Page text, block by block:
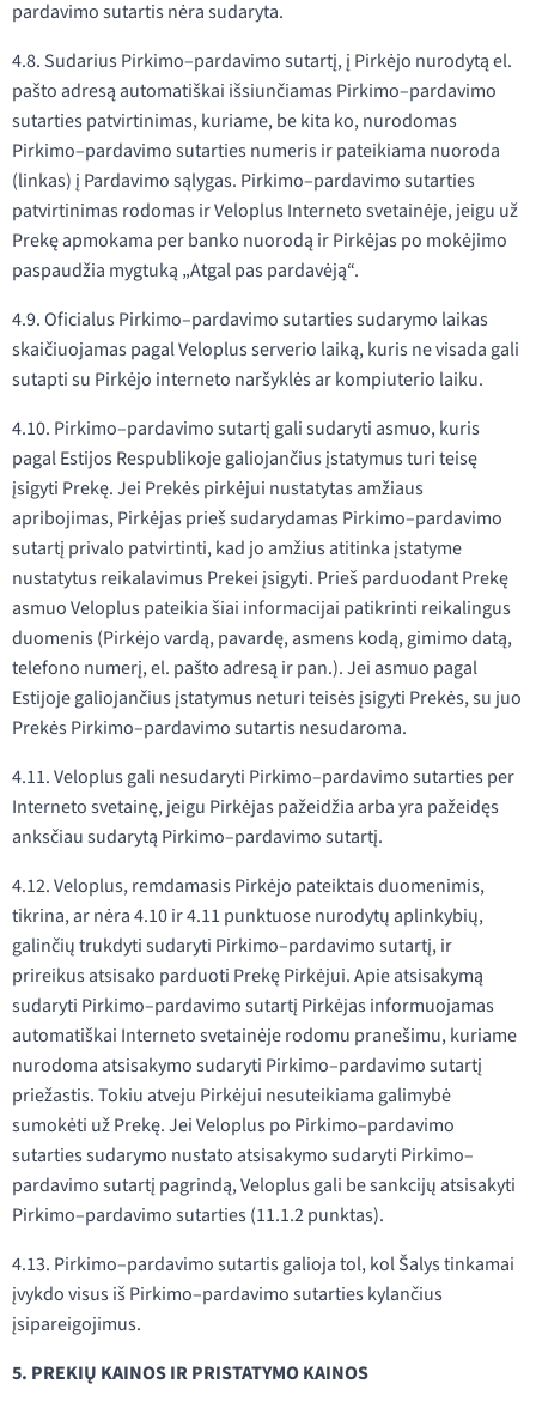
pardavimo sutartis nėra sudaryta.
4.8. Sudarius Pirkimo–pardavimo sutartį, į Pirkėjo nurodytą el.
pašto adresą automatiškai išsiunčiamas Pirkimo–pardavimo
sutarties patvirtinimas, kuriame, be kita ko, nurodomas
Pirkimo–pardavimo sutarties numeris ir pateikiama nuoroda
(linkas) į Pardavimo sąlygas. Pirkimo–pardavimo sutarties
patvirtinimas rodomas ir Veloplus Interneto svetainėje, jeigu už
Prekę apmokama per banko nuorodą ir Pirkėjas po mokėjimo
paspaudžia mygtuką „Atgal pas pardavėją“.
4.9. Oficialus Pirkimo–pardavimo sutarties sudarymo laikas
skaičiuojamas pagal Veloplus serverio laiką, kuris ne visada gali
sutapti su Pirkėjo interneto naršyklės ar kompiuterio laiku.
4.10. Pirkimo–pardavimo sutartį gali sudaryti asmuo, kuris
pagal Estijos Respublikoje galiojančius įstatymus turi teisę
įsigyti Prekę. Jei Prekės pirkėjui nustatytas amžiaus
apribojimas, Pirkėjas prieš sudarydamas Pirkimo–pardavimo
sutartį privalo patvirtinti, kad jo amžius atitinka įstatyme
nustatytus reikalavimus Prekei įsigyti. Prieš parduodant Prekę
asmuo Veloplus pateikia šiai informacijai patikrinti reikalingus
duomenis (Pirkėjo vardą, pavardę, asmens kodą, gimimo datą,
telefono numerį, el. pašto adresą ir pan.). Jei asmuo pagal
Estijoje galiojančius įstatymus neturi teisės įsigyti Prekės, su juo
Prekės Pirkimo–pardavimo sutartis nesudaroma.
4.11. Veloplus gali nesudaryti Pirkimo–pardavimo sutarties per
Interneto svetainę, jeigu Pirkėjas pažeidžia arba yra pažeidęs
anksčiau sudarytą Pirkimo–pardavimo sutartį.
4.12. Veloplus, remdamasis Pirkėjo pateiktais duomenimis,
tikrina, ar nėra 4.10 ir 4.11 punktuose nurodytų aplinkybių,
galinčių trukdyti sudaryti Pirkimo–pardavimo sutartį, ir
prireikus atsisako parduoti Prekę Pirkėjui. Apie atsisakymą
sudaryti Pirkimo–pardavimo sutartį Pirkėjas informuojamas
automatiškai Interneto svetainėje rodomu pranešimu, kuriame
nurodoma atsisakymo sudaryti Pirkimo–pardavimo sutartį
priežastis. Tokiu atveju Pirkėjui nesuteikiama galimybė
sumokėti už Prekę. Jei Veloplus po Pirkimo–pardavimo
sutarties sudarymo nustato atsisakymo sudaryti Pirkimo–
pardavimo sutartį pagrindą, Veloplus gali be sankcijų atsisakyti
Pirkimo–pardavimo sutarties (11.1.2 punktas).
4.13. Pirkimo–pardavimo sutartis galioja tol, kol Šalys tinkamai
įvykdo visus iš Pirkimo–pardavimo sutarties kylančius
įsipareigojimus.
5. PREKIŲ KAINOS IR PRISTATYMO KAINOS